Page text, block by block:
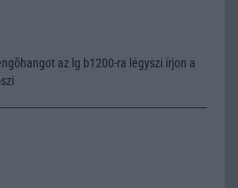
az lg b1200-ra légyszi írjon a